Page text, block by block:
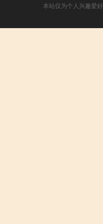
本站仅为个人兴趣爱